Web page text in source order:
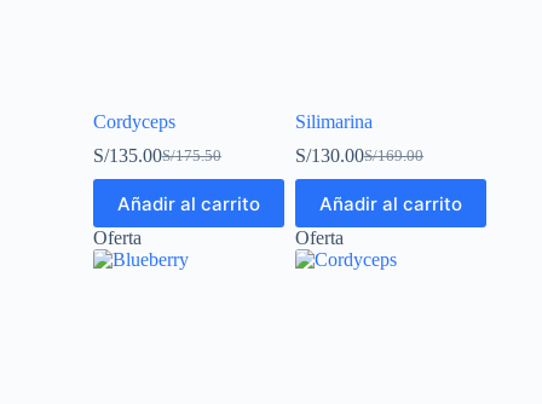
Cordyceps
S/175.50
S/135.00
Añadir al carrito
Silimarina
S/169.00
S/130.00
Añadir al carrito
Oferta Oferta